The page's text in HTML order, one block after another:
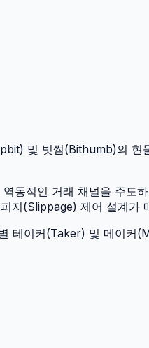
및 빗썸(Bithumb)의
동적인 거래 채널을 주도
지(Slippage) 제어 설계가
테이커(Taker) 및 메이커